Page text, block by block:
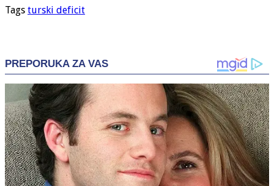
Tags turski deficit